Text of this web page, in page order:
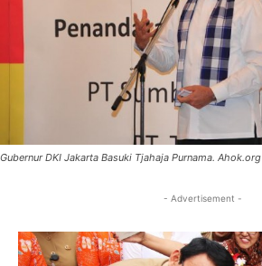
Gubernur DKI Jakarta Basuki Tjahaja Purnama. Ahok.org
- Advertisement -